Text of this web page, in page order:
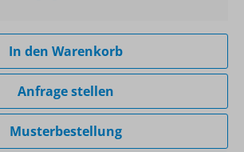
In den Warenkorb
Anfrage stellen
Musterbestellung